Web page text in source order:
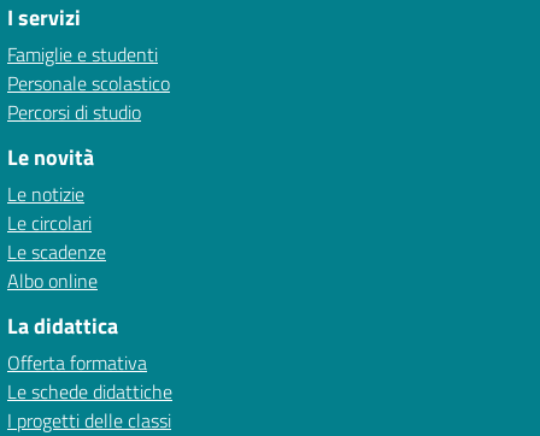
I servizi
Famiglie e studenti
Personale scolastico
Percorsi di studio
Le novità
Le notizie
Le circolari
Le scadenze
Albo online
La didattica
Offerta formativa
Le schede didattiche
I progetti delle classi